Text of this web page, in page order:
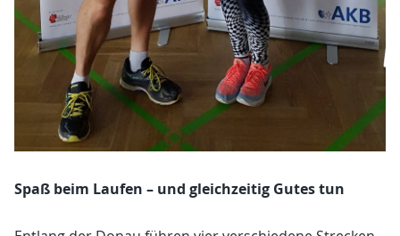
Spaß beim Laufen – und gleichzeitig Gutes tun